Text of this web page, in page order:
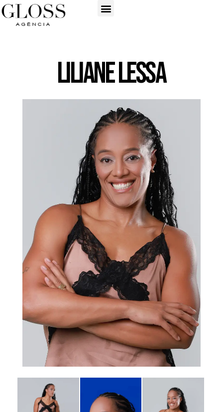
Liliane Lessa